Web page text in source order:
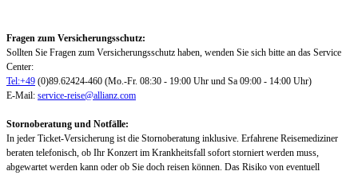
Fragen zum Versicherungsschutz:
Sollten Sie Fragen zum Versicherungsschutz haben, wenden Sie sich bitte an das Service
Center:
Tel:+49 (0)89.62424-460 (Mo.-Fr. 08:30 - 19:00 Uhr und Sa 09:00 - 14:00 Uhr)
E-Mail: service-reise@allianz.com
Stornoberatung und Notfälle:
In jeder Ticket-Versicherung ist die Stornoberatung inklusive. Erfahrene Reisemediziner
beraten telefonisch, ob Ihr Konzert im Krankheitsfall sofort storniert werden muss,
abgewartet werden kann oder ob Sie doch reisen können. Das Risiko von eventuell